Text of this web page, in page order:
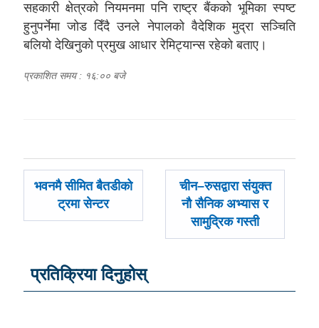
सहकारी क्षेत्रको नियमनमा पनि राष्ट्र बैंकको भूमिका स्पष्ट
हुनुपर्नेमा जोड दिँदै उनले नेपालको वैदेशिक मुद्रा सञ्चिति
बलियो देखिनुको प्रमुख आधार रेमिट्यान्स रहेको बताए।
प्रकाशित समय : १६:०० बजे
पछिल्लाे
भवनमै सीमित बैतडीको
ट्रमा सेन्टर
अघिल्लाे
-
चीन–रुसद्वारा संयुक्त
नौ सैनिक अभ्यास र
सामुद्रिक गस्ती
प्रतिक्रिया दिनुहोस्